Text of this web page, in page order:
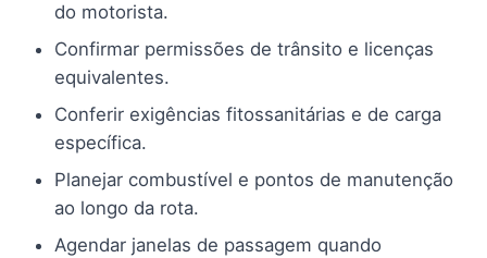
do motorista.
Confirmar permissões de trânsito e licenças
equivalentes.
Conferir exigências fitossanitárias e de carga
específica.
Planejar combustível e pontos de manutenção
ao longo da rota.
Agendar janelas de passagem quando